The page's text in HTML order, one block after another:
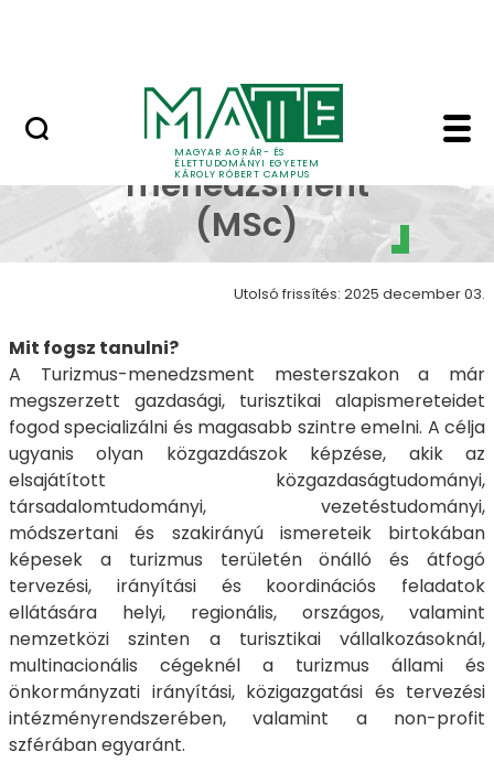
MAGYAR AGRÁR- ÉS
ÉLETTUDOMÁNYI EGYETEM
KÁROLY RÓBERT CAMPUS
Turizmus-Turizmus-
menedzsment
(MSc)
Utolsó frissítés: 2025 december 03.
Mit fogsz tanulni?
A Turizmus-menedzsment mesterszakon a már
megszerzett gazdasági, turisztikai alapismereteidet
fogod specializálni és magasabb szintre emelni. A célja
ugyanis olyan közgazdászok képzése, akik az
elsajátított közgazdaságtudományi,
társadalomtudományi, vezetéstudományi,
módszertani és szakirányú ismereteik birtokában
képesek a turizmus területén önálló és átfogó
tervezési, irányítási és koordinációs feladatok
ellátására helyi, regionális, országos, valamint
nemzetközi szinten a turisztikai vállalkozásoknál,
multinacionális cégeknél a turizmus állami és
önkormányzati irányítási, közigazgatási és tervezési
intézményrendszerében, valamint a non-profit
szférában egyaránt.